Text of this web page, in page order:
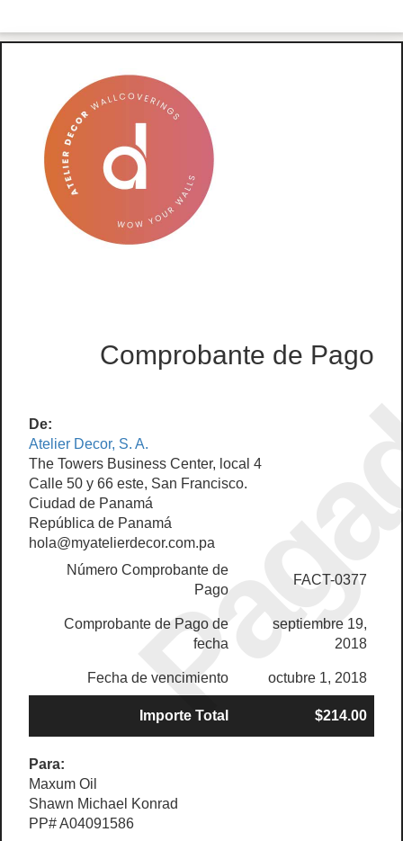
Comprobante de Pago
De:
Atelier Decor, S. A.
The Towers Business Center, local 4
Calle 50 y 66 este, San Francisco.
Ciudad de Panamá
República de Panamá
hola@myatelierdecor.com.pa
Número Comprobante de
Pago
FACT-0377
Comprobante de Pago de
fecha
septiembre 19,
2018
Fecha de vencimiento octubre 1, 2018
Importe Total $214.00
Para:
Maxum Oil
Shawn Michael Konrad
PP# A04091586